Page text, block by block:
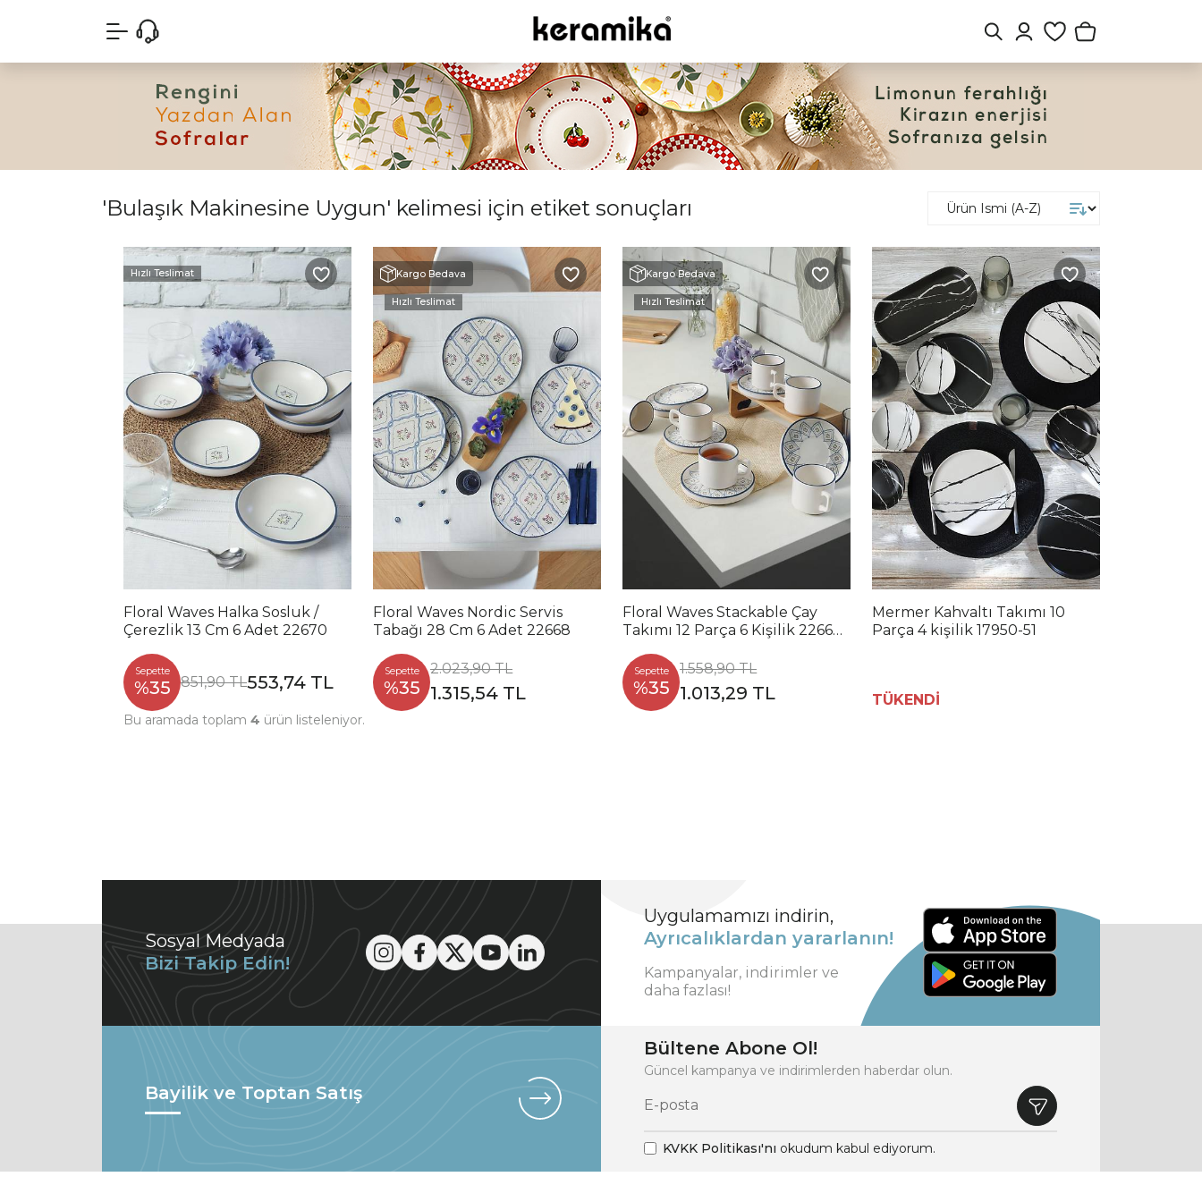
'Bulaşık Makinesine Uygun' kelimesi için etiket sonuçları
Hızlı Teslimat
Floral Waves Halka Sosluk /
Çerezlik 13 Cm 6 Adet 22670
Sepette
%35 851,90 TL553,74 TL
Kargo Bedava
Hızlı Teslimat
Floral Waves Nordic Servis
Tabağı 28 Cm 6 Adet 22668
Sepette
%35
2.023,90 TL
1.315,54 TL
Kargo Bedava
Hızlı Teslimat
Floral Waves Stackable Çay
Takımı 12 Parça 6 Kişilik 22669-
Sepette
%35
1.558,90 TL
1.013,29 TL
Mermer Kahvaltı Takımı 10
Parça 4 kişilik 17950-51
TÜKENDİ
Bu aramada toplam 4 ürün listeleniyor.
Sosyal Medyada
Bizi Takip Edin!
Uygulamamızı indirin,
Ayrıcalıklardan yararlanın!
Kampanyalar, indirimler ve
daha fazlası!
Bayilik ve Toptan Satış
Bültene Abone Ol!
Güncel kampanya ve indirimlerden haberdar olun.
KVKK Politikası'nı okudum kabul ediyorum.